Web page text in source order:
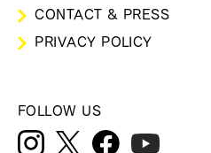
CONTACT & PRESS
PRIVACY POLICY
FOLLOW US